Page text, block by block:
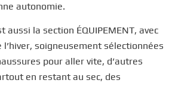
autonomie.
aussi la section ÉQUIPEMENT, avec
l’hiver, soigneusement sélectionnées
pour aller vite, d’autres
en restant au sec, des